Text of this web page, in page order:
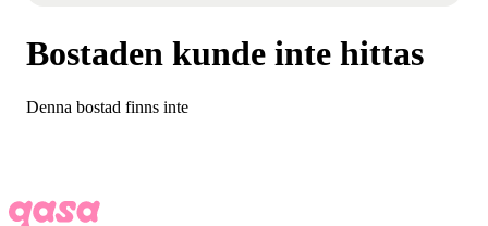
Bostaden kunde inte hittas
Denna bostad finns inte